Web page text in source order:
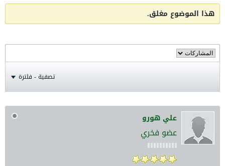
هذا الموضوع مغلق.
تصفية - فلترة
علي هورو
عضو فخري